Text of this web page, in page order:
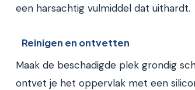
een harsachtig vulmiddel dat uithardt.
Reinigen en ontvetten
Maak de beschadigde plek grondig
ontvet je het oppervlak met een